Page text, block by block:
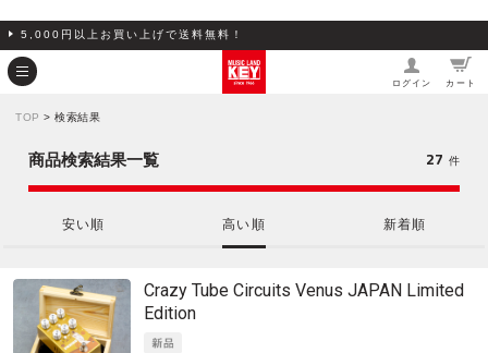
5,000円以上お買い上げで送料無料！
ログイン カート
TOP > 検索結果
安い順 高い順 新着順
商品検索結果一覧 27 件
Crazy Tube Circuits Venus JAPAN Limited
Edition